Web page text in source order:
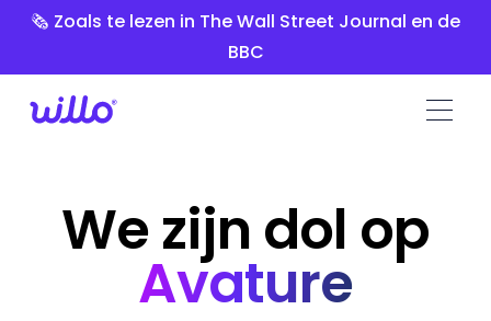
Please
includes
🗞️ Zoals te lezen in The Wall Street Journal en de
BBC
We zijn dol op
Avature